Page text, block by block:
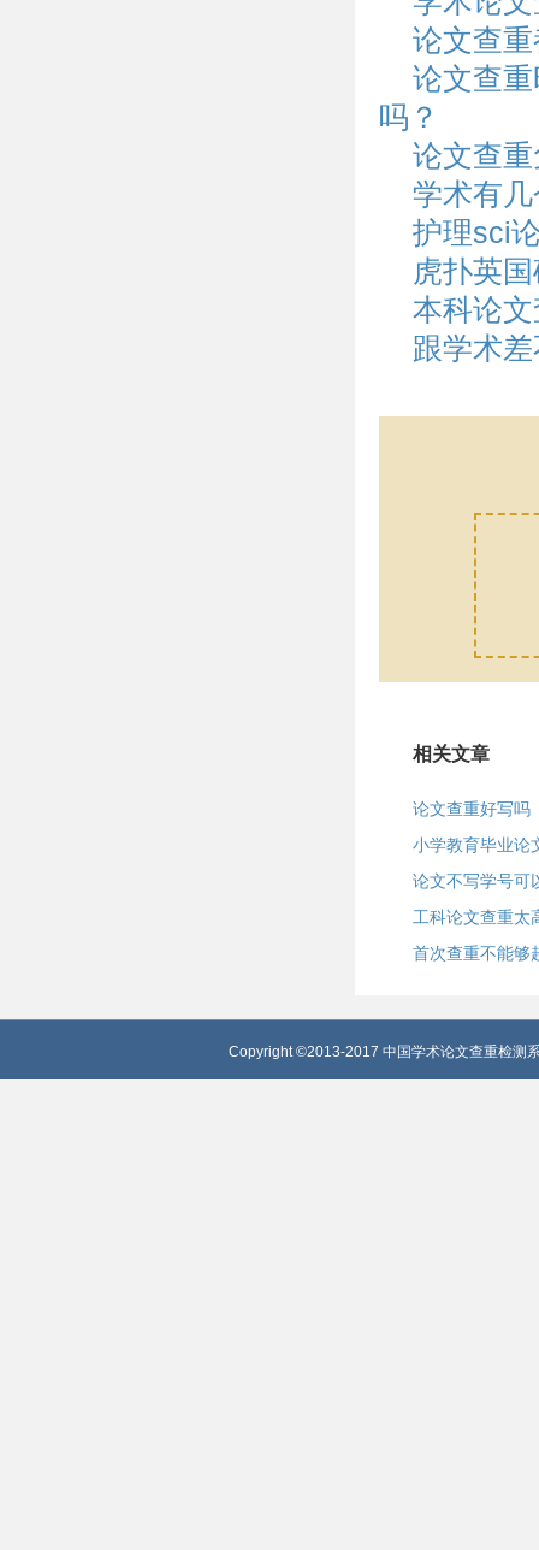
论文查
论文查
吗？
论文查
学术有
护理sci
虎扑英
本科论
跟学术
相关文章
论文查重好写吗
小学教育毕业论
论文不写学号可
工科论文查重太
首次查重不能够
Copyright ©2013-2017 中国学术论文查重检